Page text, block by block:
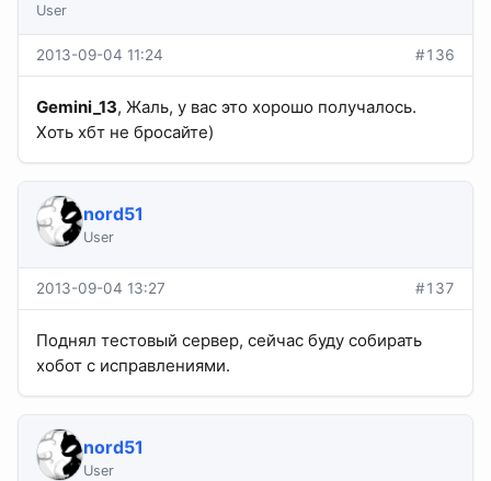
User
2013-09-04 11:24 #136
Gemini_13, Жаль, у вас это хорошо получалось.
Хоть хбт не бросайте)
nord51
User
2013-09-04 13:27 #137
Поднял тестовый сервер, сейчас буду собирать
хобот с исправлениями.
nord51
User